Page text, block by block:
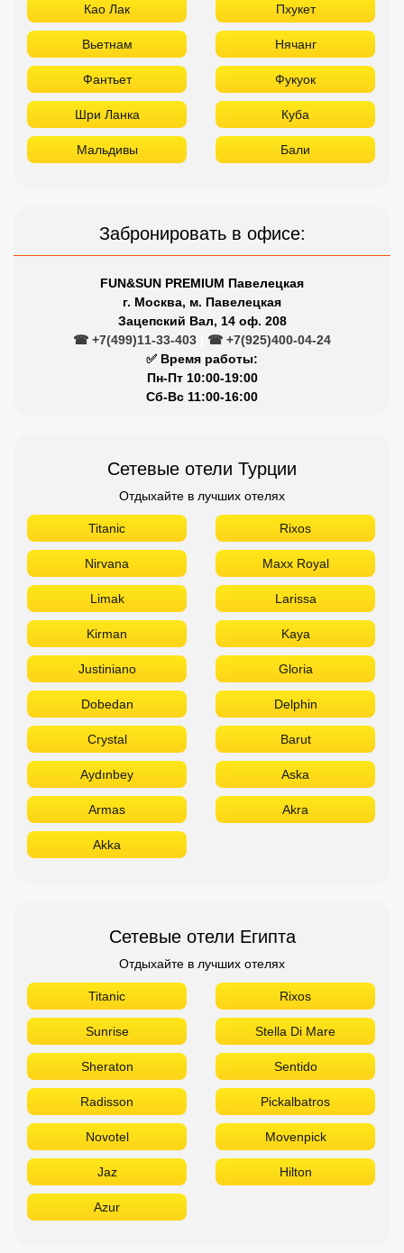
Као Лак Пхукет
Вьетнам Нячанг
Фантьет Фукуок
Шри Ланка Куба
Мальдивы Бали
Забронировать в офисе:
FUN&SUN PREMIUM Павелецкая
г. Москва, м. Павелецкая
Зацепский Вал, 14 оф. 208
☎ +7(499)11-33-403
☎ +7(925)400-04-24
✅ Время работы:
Пн-Пт 10:00-19:00
Сб-Вс 11:00-16:00
Сетевые отели Турции
Отдыхайте в лучших отелях
Titanic Rixos
Nirvana Maxx Royal
Limak Larissa
Kirman Kaya
Justiniano Gloria
Dobedan Delphin
Crystal Barut
Aydınbey Aska
Armas Akra
Akka
Сетевые отели Египта
Отдыхайте в лучших отелях
Titanic Rixos
Sunrise Stella Di Mare
Sheraton Sentido
Radisson Pickalbatros
Novotel Movenpick
Jaz Hilton
Azur